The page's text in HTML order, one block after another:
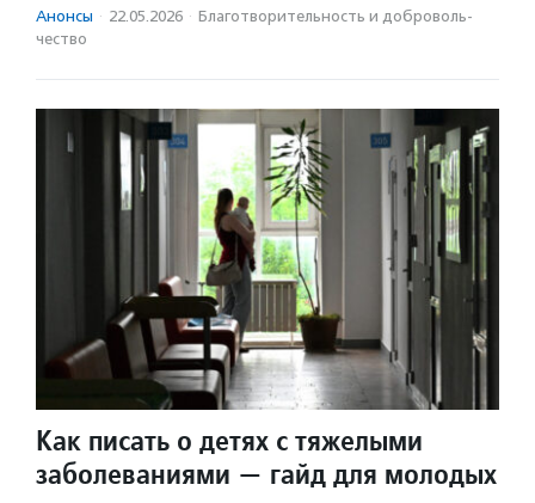
Анонсы · 22.05.2026 · Благотвори­тель­ность и доброволь­
чест­во
Как писать о детях с тяжелыми
заболеваниями — гайд для молодых